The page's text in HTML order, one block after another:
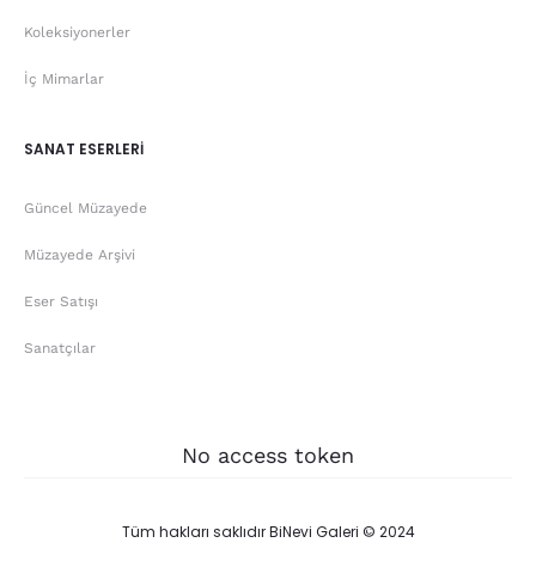
Koleksiyonerler
İç Mimarlar
SANAT ESERLERİ
Güncel Müzayede
Müzayede Arşivi
Eser Satışı
Sanatçılar
No access token
Tüm hakları saklıdır BiNevi Galeri © 2024